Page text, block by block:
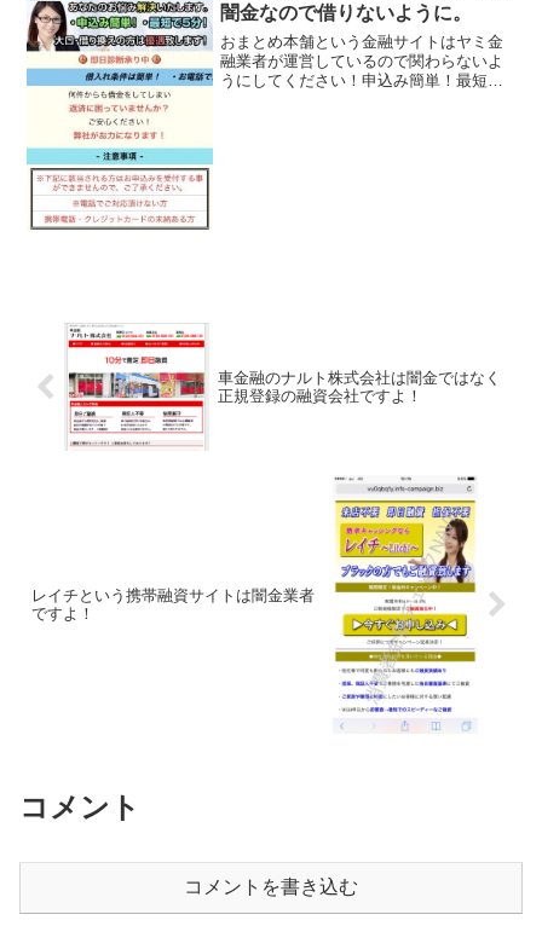
闇金なので借りないように。
おまとめ本舗という金融サイトはヤミ金
融業者が運営しているので関わらないよ
うにしてください！申込み簡単！最短で5
車金融のナルト株式会社は闇金ではなく
正規登録の融資会社ですよ！
レイチという携帯融資サイトは闇金業者
ですよ！
コメント
コメントを書き込む